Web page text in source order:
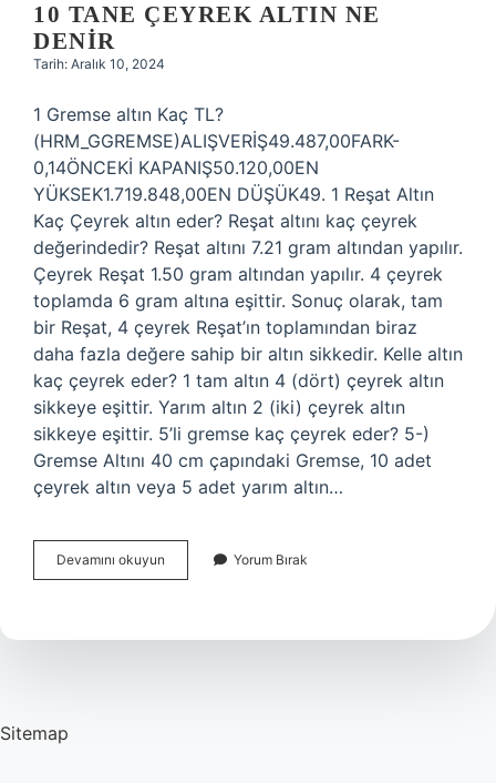
10 TANE ÇEYREK ALTIN NE
DENIR
Tarih: Aralık 10, 2024
1 Gremse altın Kaç TL?
(HRM_GGREMSE)ALIŞVERİŞ49.487,00FARK-
0,14ÖNCEKİ KAPANIŞ50.120,00EN
YÜKSEK1.719.848,00EN DÜŞÜK49. 1 Reşat Altın
Kaç Çeyrek altın eder? Reşat altını kaç çeyrek
değerindedir? Reşat altını 7.21 gram altından yapılır.
Çeyrek Reşat 1.50 gram altından yapılır. 4 çeyrek
toplamda 6 gram altına eşittir. Sonuç olarak, tam
bir Reşat, 4 çeyrek Reşat’ın toplamından biraz
daha fazla değere sahip bir altın sikkedir. Kelle altın
kaç çeyrek eder? 1 tam altın 4 (dört) çeyrek altın
sikkeye eşittir. Yarım altın 2 (iki) çeyrek altın
sikkeye eşittir. 5’li gremse kaç çeyrek eder? 5-)
Gremse Altını 40 cm çapındaki Gremse, 10 adet
çeyrek altın veya 5 adet yarım altın…
Devamını okuyun
Tane
Ne
Yorum Bırak
Sitemap